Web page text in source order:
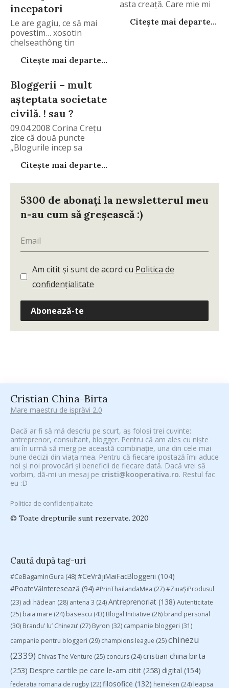
incepatori
Le are gagiu, ce să mai
povestim… xosotin
chelseathông tin
Citește mai departe...
asta creaţă. Care mie mi
Citește mai departe...
Bloggerii – mult
aşteptata societate
civilă. ! sau ?
09.04.2008 Corina Creţu
zice că două puncte
„Blogurile incep sa
Citește mai departe...
5300 de abonați la newsletterul meu
n-au cum să greșească :)
Am citit și sunt de acord cu Politica de
confidențialitate
Abonează-te
Cristian China-Birta
Mare maestru de isprăvi 2.0
Dacă ar fi să mă descriu pe scurt, aș folosi trei cuvinte:
antreprenor, consultant, blogger. Pentru că am ales cu niște
ani în urmă să merg pe această combinație, una din cele mai
bune decizii din viața mea. Pentru că fiecare ipostază îmi aduce
noi și noi provocări și beneficii de fiecare dată. Dacă vrei să
vorbim, dă-mi un mesaj pe cristi@kooperativa.ro. Restul fac
eu :D
Politica de confidențialitate
© Toate drepturile sunt rezervate. 2020
Caută după tag-uri
#CeBagamInGura (48)#CeVrăjiMaiFacBloggerii (104)
#PoateVăInteresează (94) #PrinThailandaMea (27)#ZiuaȘiProdusul
(23) adi hădean (28) antena 3 (24)Antreprenoriat (138) Autenticitate
(25) baia mare (24) basescu (43) Blogal Initiative (26) brand personal
(30) Brandu’ lu’ Chinezu’ (27) Byron (32) campanie bloggeri (31)
campanie pentru bloggeri (29) champions league (25)chinezu
(2339) Chivas The Venture (25) concurs (24)cristian china birta
(253) Despre cartile pe care le-am citit (258) digital (154)
federatia romana de rugby (22)filosofice (132) heineken (24) leapsa